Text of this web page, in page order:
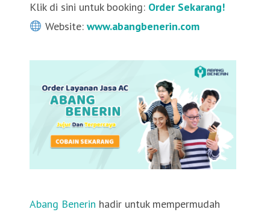
Klik di sini untuk booking: Order Sekarang!
Website: www.abangbenerin.com
Abang Benerin hadir untuk mempermudah